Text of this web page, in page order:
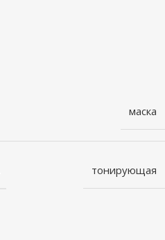
маска
тонирующая